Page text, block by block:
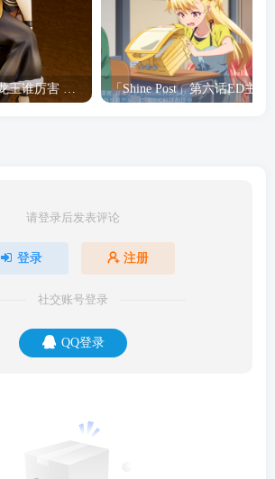
请登录后发表评论
登录 注册
社交账号登录
QQ登录